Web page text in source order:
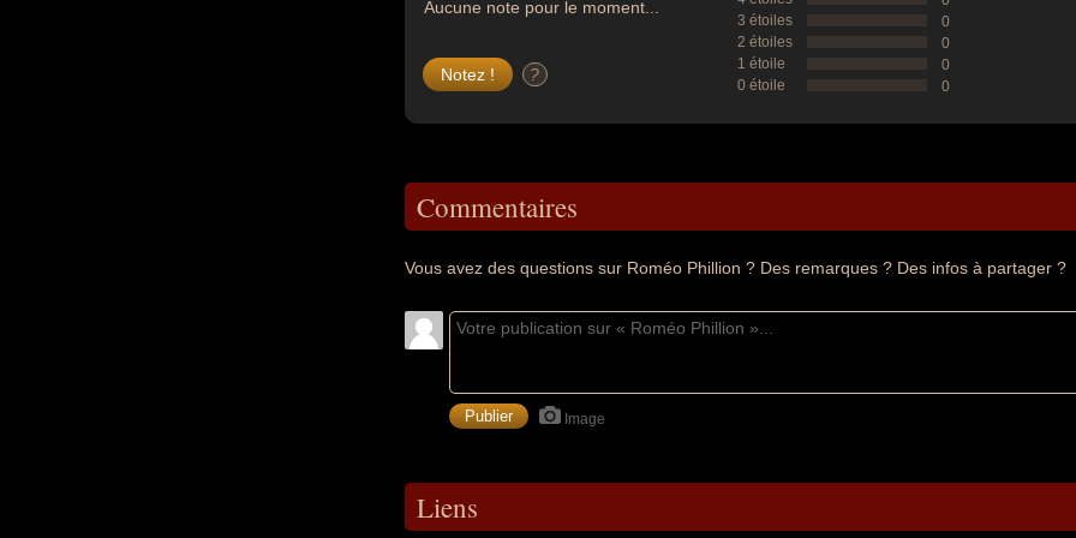
Aucune note pour le moment...
?
3 étoiles
0
2 étoiles
0
1 étoile
0
0 étoile
0
Commentaires
Vous avez des questions sur Roméo Phillion ? Des remarques ? Des infos à partager ?
Image
Liens